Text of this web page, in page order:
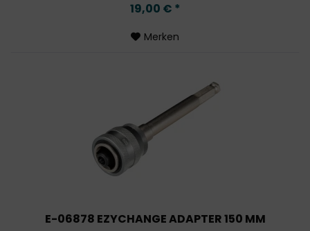
19,00 € *
Merken
E-06878 EZYCHANGE ADAPTER 150 MM